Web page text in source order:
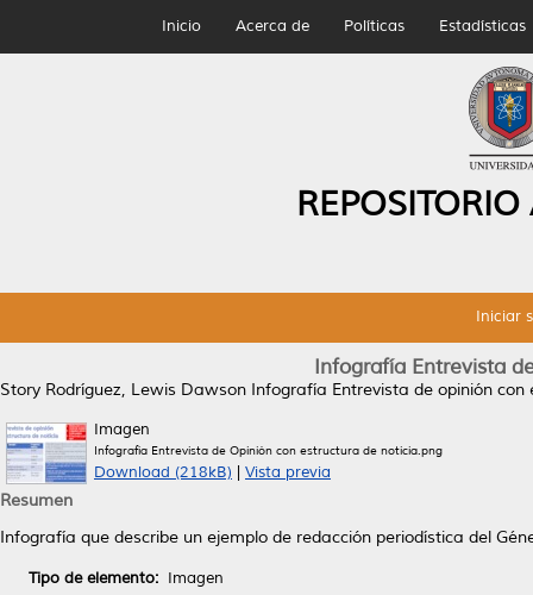
Inicio Acerca de Políticas Estadísticas
Iniciar
Infografía Entrevista
Story Rodríguez, Lewis Dawson Infografía Entrevista de opinión
Imagen
Infografía Entrevista de Opinión con estructura de noticia.png
Download (218kB) Vista previa
Resumen
Infografía que describe un ejemplo de redacción periodística del
Tipo de elemento: Imagen